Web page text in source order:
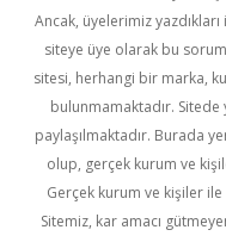
Ancak, üyelerimiz
siteye üye olarak bu
sitesi, herhangi bir marka,
bulunmamaktadır. Sitede
paylaşılmaktadır. Burada
olup, gerçek kurum ve
Gerçek kurum ve kişiler
Sitemiz, kar amacı